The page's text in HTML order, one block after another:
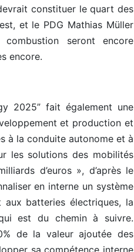
constituer le quart des
et le PDG Mathias Müller
seront encore
encore.
2025” fait également une
et production et
à la conduite autonome et à
les solutions des mobilités
d’euros », d’après le
en interne un système
batteries électriques, la
est du chemin à suivre.
de la valeur ajoutée des
sa compétence interne